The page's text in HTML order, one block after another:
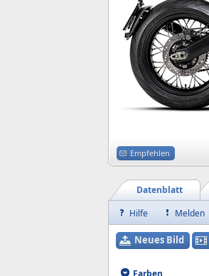
Empfehlen
Datenblatt
Hilfe Melden
Neues Bild
Farben